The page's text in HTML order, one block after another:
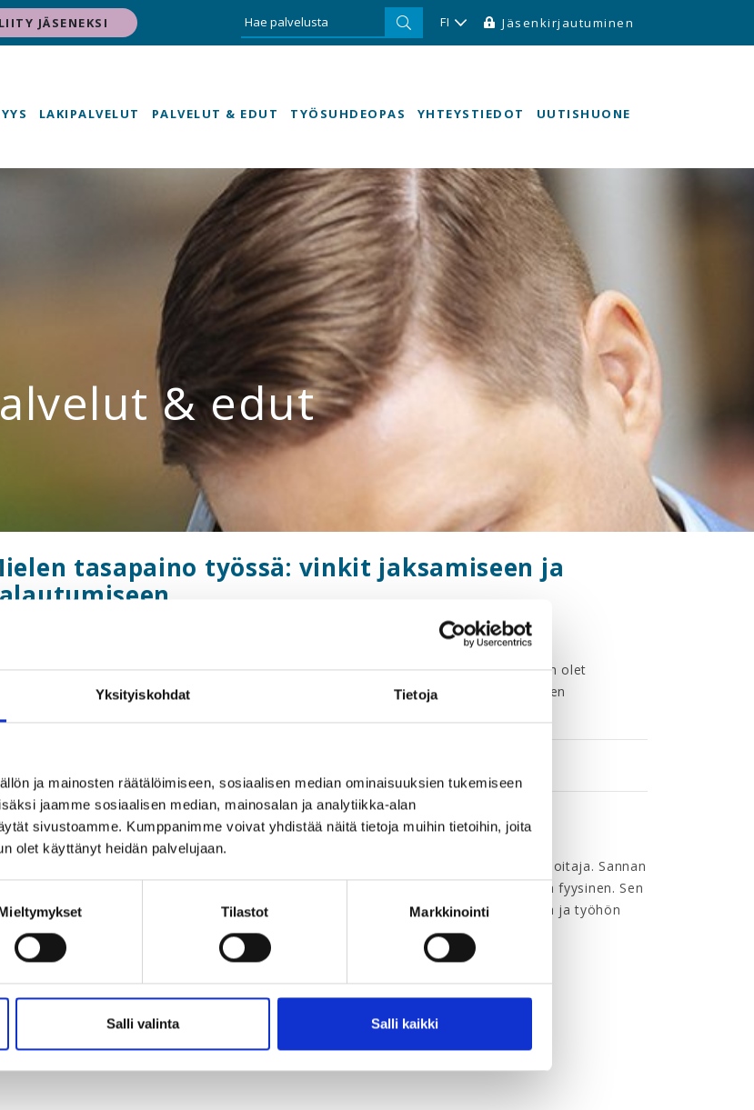
Yksityiskohdat Tietoja
ja mainosten räätälöimiseen, sosiaalisen median ominaisuuksien tukemiseen
jaamme sosiaalisen median, mainosalan ja analytiikka-alan
sivustoamme. Kumppanimme voivat yhdistää näitä tietoja muihin tietoihin, joita
olet käyttänyt heidän palvelujaan.
Tilastot Markkinointi
Salli valinta Salli kaikki
LIITY JÄSENEKSI FI Jäsenkirjautuminen
LAKIPALVELUT PALVELUT & EDUT TYÖSUHDEOPAS YHTEYSTIEDOT UUTISHUONE
& edut
tasapaino työssä: vinkit jaksamiseen ja
vanhat illuusiot työn ja vapaa-ajan erottelusta. Opi tunnistamaan merkit, milloin olet
kohti kuormittumista, ja tartu tehokkaisiin palautumisen ja henkisen jaksamisen
Urapalvelut-sivuston kautta
on työnohjaaja, työyhteisövalmentaja ja psykiatrinen sairaanhoitaja. Sannan
kiinnostuksen kohteena on kokonaisvaltainen hyvinvointi, niin psyykkinen kuin fyysinen. Sen
on johtanut opintoihin sekä liikuntalääketieteen että lyhytterapioiden parissa ja työhön
ohjaajana /valmentajana ja terapeuttina